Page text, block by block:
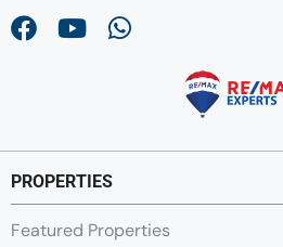
PROPERTIES
Featured Properties